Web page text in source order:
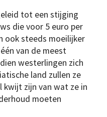
tot een stijging
die voor 5 euro per
ook steeds moeilijker
van de meest
westerlingen zich
land zullen ze
kwijt zijn van wat ze in
moeten